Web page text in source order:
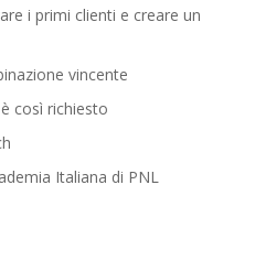
i primi clienti e creare un
vincente
così richiesto
Italiana di PNL